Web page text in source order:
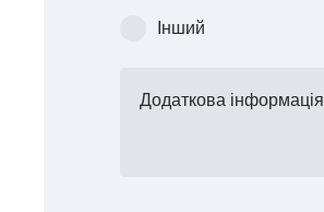
Інший
Додаткова інформація